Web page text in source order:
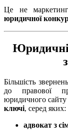
Це не
юридичної
Юридичні
Більшість
до правової
юридичного сайту
ключі, серед яких:
адвокат з